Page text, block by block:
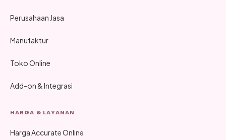
Perusahaan Jasa
Manufaktur
Toko Online
Add-on & Integrasi
HARGA & LAYANAN
Harga Accurate Online